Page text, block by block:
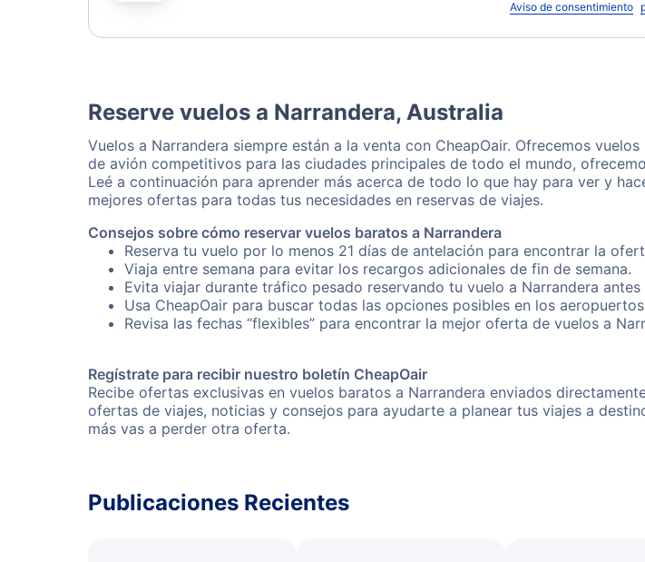
Aviso de consentimiento
Reserve vuelos a Narrandera, Australia
Vuelos a Narrandera siempre están a la venta con CheapOair. Ofrecemos
de avión competitivos para las ciudades principales de todo el mundo,
Leé a continuación para aprender más acerca de todo lo que hay para ver y
mejores ofertas para todas tus necesidades en reservas de viajes.
Consejos sobre cómo reservar vuelos baratos a Narrandera
Reserva tu vuelo por lo menos 21 días de antelación para encontrar la
Viaja entre semana para evitar los recargos adicionales de fin de semana.
Evita viajar durante tráfico pesado reservando tu vuelo a Narrandera
Usa CheapOair para buscar todas las opciones posibles en los
Revisa las fechas “flexibles” para encontrar la mejor oferta de vuelos a
Regístrate para recibir nuestro boletín CheapOair
Recibe ofertas exclusivas en vuelos baratos a Narrandera enviados
ofertas de viajes, noticias y consejos para ayudarte a planear tus viajes a
más vas a perder otra oferta.
Publicaciones Recientes